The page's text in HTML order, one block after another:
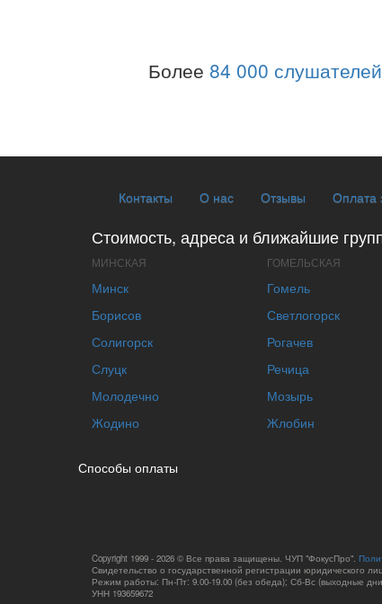
Более 84 000 слушателей
Контакты О нас Отзывы Оплата
Стоимость, адреса и ближайшие
МИНСКАЯ
Минск
Борисов
Солигорск
Слуцк
Молодечно
Жодино
ГОМЕЛЬСКАЯ
Гомель
Светлогорск
Рогачев
Речица
Мозырь
Жлобин
Способы оплаты
Copyright 1999 - 2026 © Все права защищены. ЧУП "ФокусПро".
Свидетельство о государственной регистрации юридического
Режим работы: Пн-Пт: 9.00-19.00 (без обеда); Сб-Вс (выходные
УНН 193659672